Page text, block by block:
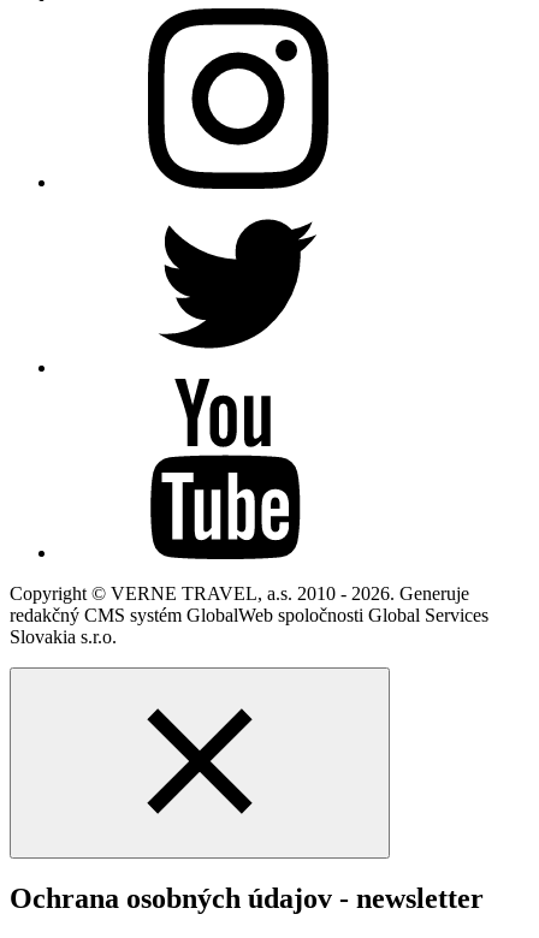
Copyright © VERNE TRAVEL, a.s. 2010 - 2026. Generuje
redakčný CMS systém GlobalWeb spoločnosti Global Services
Slovakia s.r.o.
Ochrana osobných údajov - newsletter